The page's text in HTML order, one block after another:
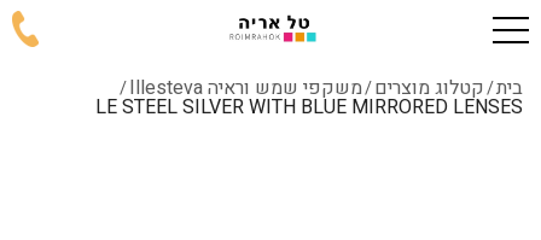
בית/קטלוג מוצרים/משקפי שמש וראיה Illesteva /
LE STEEL SILVER WITH BLUE MIRRORED LENSES